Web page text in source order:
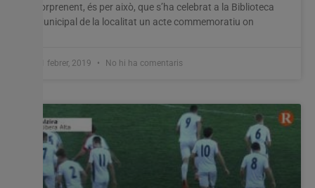
sorprenent, és per això, que s’ha celebrat a la Biblioteca
Municipal de la localitat un acte commemoratiu on
11 febrer, 2019 No hi ha comentaris